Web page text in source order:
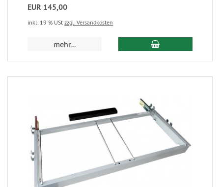
EUR 145,00
inkl. 19 % USt zzgl. Versandkosten
mehr...